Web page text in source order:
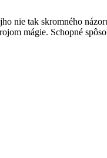
nie tak skromného
mágie. Schopné